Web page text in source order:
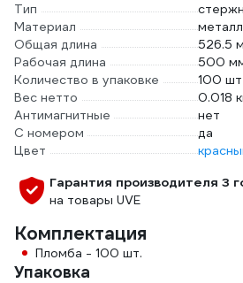
Тип
Материал
Общая длина
526.5
Рабочая длина
500
Количество в упаковке
100 шт
Вес нетто
0.018
Антимагнитные
нет
С номером
да
Цвет
Гарантия производителя 3
на товары UVE
Комплектация
Пломба - 100 шт.
Упаковка